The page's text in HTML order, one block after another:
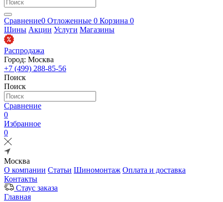
Сравнение0 Отложенные 0 Корзина 0
Шины Акции Услуги Магазины
Распродажа
Город: Москва
+7 (499) 288-85-56
Поиск
Поиск
Сравнение
0
Избранное
0
Москва
О компании Статьи Шиномонтаж Оплата и доставка
Контакты
Стаус заказа
Главная